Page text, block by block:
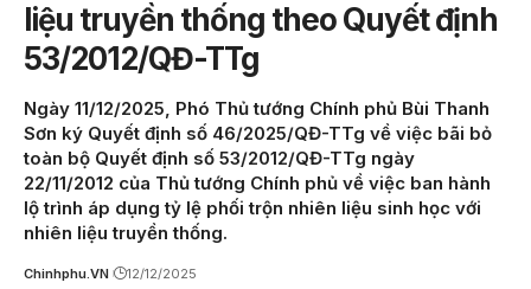
liệu truyền thống theo Quyết định
53/2012/QĐ-TTg
Ngày 11/12/2025, Phó Thủ tướng Chính phủ Bùi Thanh
Sơn ký Quyết định số 46/2025/QĐ-TTg về việc bãi bỏ
toàn bộ Quyết định số 53/2012/QĐ-TTg ngày
22/11/2012 của Thủ tướng Chính phủ về việc ban hành
lộ trình áp dụng tỷ lệ phối trộn nhiên liệu sinh học với
nhiên liệu truyền thống.
Chinhphu.VN 12/12/2025